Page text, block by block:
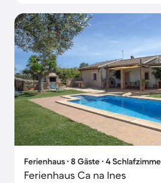
Ferienhaus ∙ 8 Gäste ∙ 4
Ferienhaus Ca na Ines